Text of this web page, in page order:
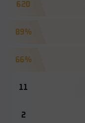
620
89%
66%
11
2